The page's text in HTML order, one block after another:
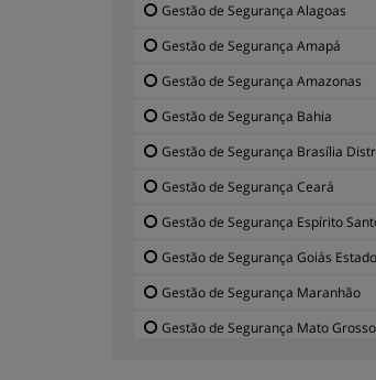
Gestão de Segurança Alagoas
Gestão de Segurança Amapá
Gestão de Segurança Amazonas
Gestão de Segurança Bahia
Gestão de Segurança Brasília
Gestão de Segurança Ceará
Gestão de Segurança Espírito
Gestão de Segurança Goiás Estado
Gestão de Segurança Maranhão
Gestão de Segurança Mato Grosso